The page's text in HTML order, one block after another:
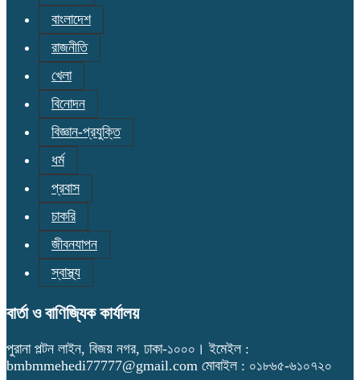
বাংলাদেশ
রাজনীতি
খেলা
বিনোদন
বিজ্ঞান-প্রযুক্তি
ধর্ম
প্রবাস
চাকরি
জীবনযাপন
স্বাস্থ্য
বার্তা ও বাণিজ্যিক কার্যালয়
পুরানা পল্টন লাইন, বিজয় নগর, ঢাকা-১০০০। ইমেইল :
bmbmmehedi77777@gmail.com মোবাইল : ০১৮৬৫-৬১০৭২০